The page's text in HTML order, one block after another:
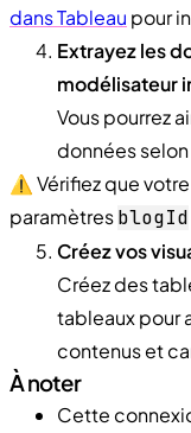
dans Tableau pour
Extrayez les
modélisateur
Vous pourrez
données
⚠️ Vérifiez que
paramètresblogId
Créez vos
Créez des
tableaux pour
contenus et
À noter
Cette